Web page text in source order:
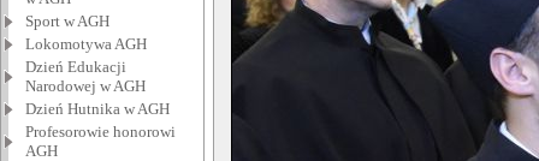
Sport w AGH
Lokomotywa AGH
Dzień Edukacji
Narodowej w AGH
Dzień Hutnika w AGH
Profesorowie honorowi
AGH